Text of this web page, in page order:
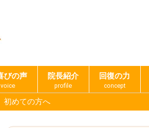
びの声
voice
院長紹介
profile
回復の力
concept
初めての方へ